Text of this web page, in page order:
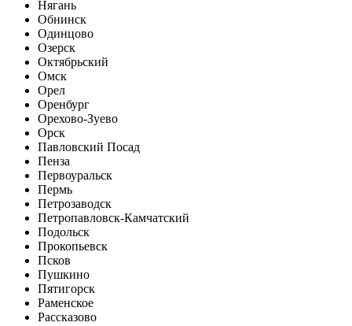
Нягань
Обнинск
Одинцово
Озерск
Октябрьский
Омск
Орел
Оренбург
Орехово-Зуево
Орск
Павловский Посад
Пенза
Первоуральск
Пермь
Петрозаводск
Петропавловск-Камчатский
Подольск
Прокопьевск
Псков
Пушкино
Пятигорск
Раменское
Рассказово